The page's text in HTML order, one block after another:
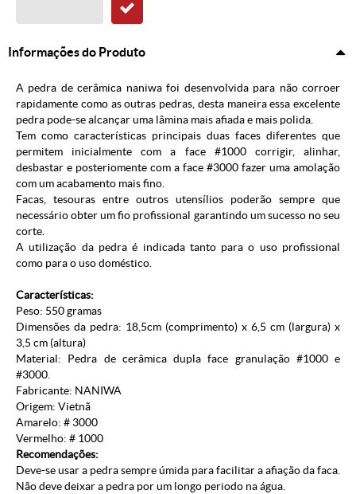
Informações do Produto
A pedra de cerâmica naniwa foi desenvolvida para não corroer
rapidamente como as outras pedras, desta maneira essa excelente
pedra pode-se alcançar uma lâmina mais afiada e mais polida.
Tem como características principais duas faces diferentes que
permitem inicialmente com a face #1000 corrigir, alinhar,
desbastar e posteriomente com a face #3000 fazer uma amolação
com um acabamento mais fino.
Facas, tesouras entre outros utensílios poderão sempre que
necessário obter um fio profissional garantindo um sucesso no seu
corte.
A utilização da pedra é indicada tanto para o uso profissional
como para o uso doméstico.
Características:
Peso: 550 gramas
Dimensões da pedra: 18,5cm (comprimento) x 6,5 cm (largura) x
3,5 cm (altura)
Material: Pedra de cerâmica dupla face granulação #1000 e
#3000.
Fabricante: NANIWA
Origem: Vietnã
Amarelo: # 3000
Vermelho: # 1000
Recomendações:
Deve-se usar a pedra sempre úmida para facilitar a afiação da faca.
Não deve deixar a pedra por um longo periodo na água.